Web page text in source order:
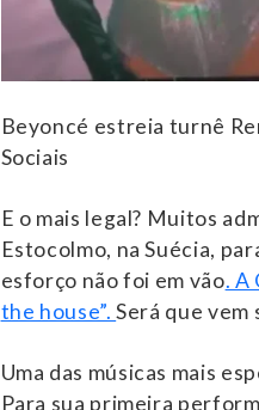
Beyoncé estreia turnê
Sociais
E o mais legal? Muitos
Estocolmo, na Suécia,
esforço não foi em vão. A
the house”.Será que vem
Uma das músicas mais
Para sua primeira